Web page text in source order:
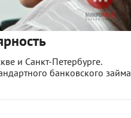
и Санкт-Петербурге.
банковского займа